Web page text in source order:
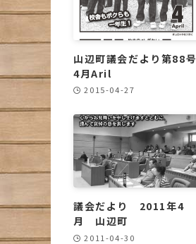
山辺町議会だより第88号
4月Aril
2015-04-27
議会だより 2011年4
月 山辺町
2011-04-30